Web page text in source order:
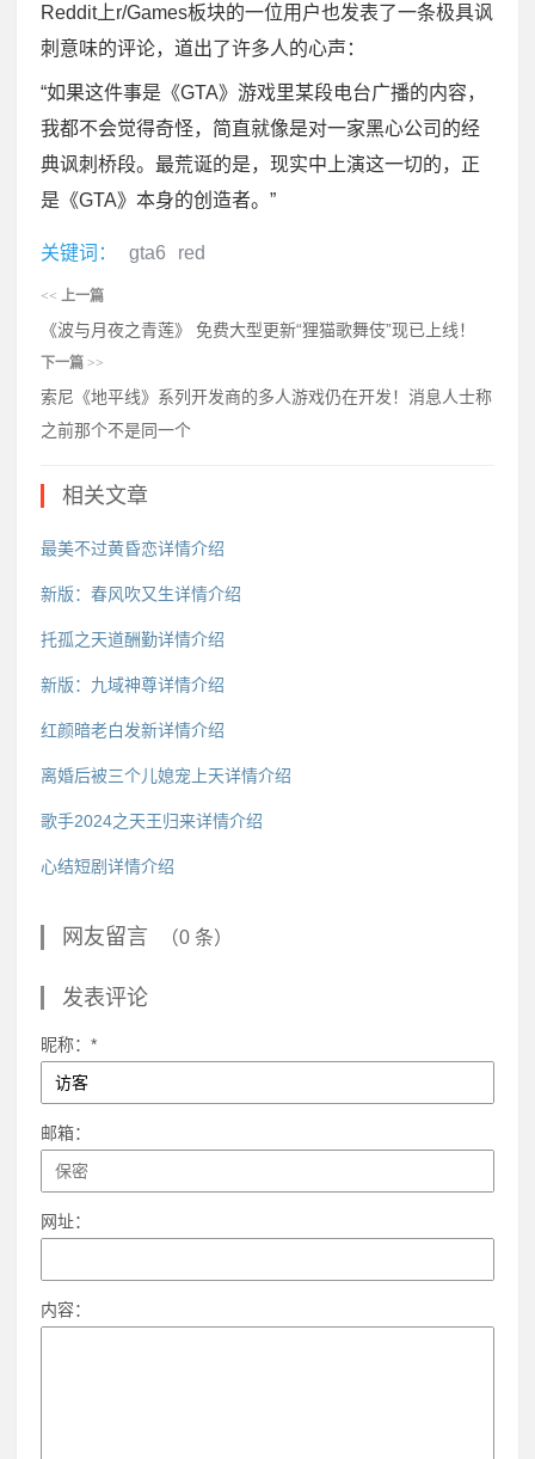
Reddit上r/Games板块的一位用户也发表了一条极具讽
刺意味的评论，道出了许多人的心声：
“如果这件事是《GTA》游戏里某段电台广播的内容，
我都不会觉得奇怪，简直就像是对一家黑心公司的经
典讽刺桥段。最荒诞的是，现实中上演这一切的，正
是《GTA》本身的创造者。”
关键词： gta6 red
<< 上一篇
《波与月夜之青莲》 免费大型更新“狸猫歌舞伎”现已上线！
下一篇 >>
索尼《地平线》系列开发商的多人游戏仍在开发！消息人士称
之前那个不是同一个
相关文章
最美不过黄昏恋详情介绍
新版：春风吹又生详情介绍
托孤之天道酬勤详情介绍
新版：九域神尊详情介绍
红颜暗老白发新详情介绍
离婚后被三个儿媳宠上天详情介绍
歌手2024之天王归来详情介绍
心结短剧详情介绍
网友留言 （0 条）
发表评论
昵称：*
邮箱：
网址：
内容：